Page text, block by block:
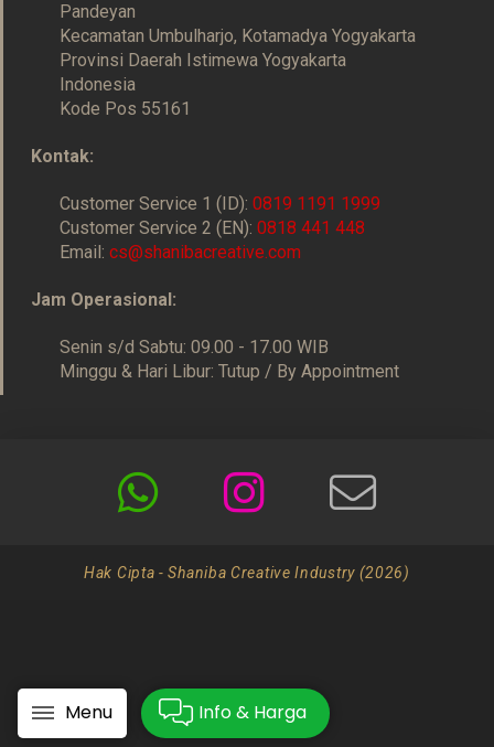
Menu Info & Harga
Pandeyan
Kecamatan Umbulharjo, Kotamadya Yogyakarta
Provinsi Daerah Istimewa Yogyakarta
Indonesia
Kode Pos 55161
Kontak:
Customer Service 1 (ID):0819 1191 1999
Customer Service 2 (EN):0818 441 448
Email:cs@shanibacreative.com
Jam Operasional:
Senin s/d Sabtu: 09.00 - 17.00 WIB
Minggu & Hari Libur: Tutup / By Appointment
Hak Cipta - Shaniba Creative Industry (2026)